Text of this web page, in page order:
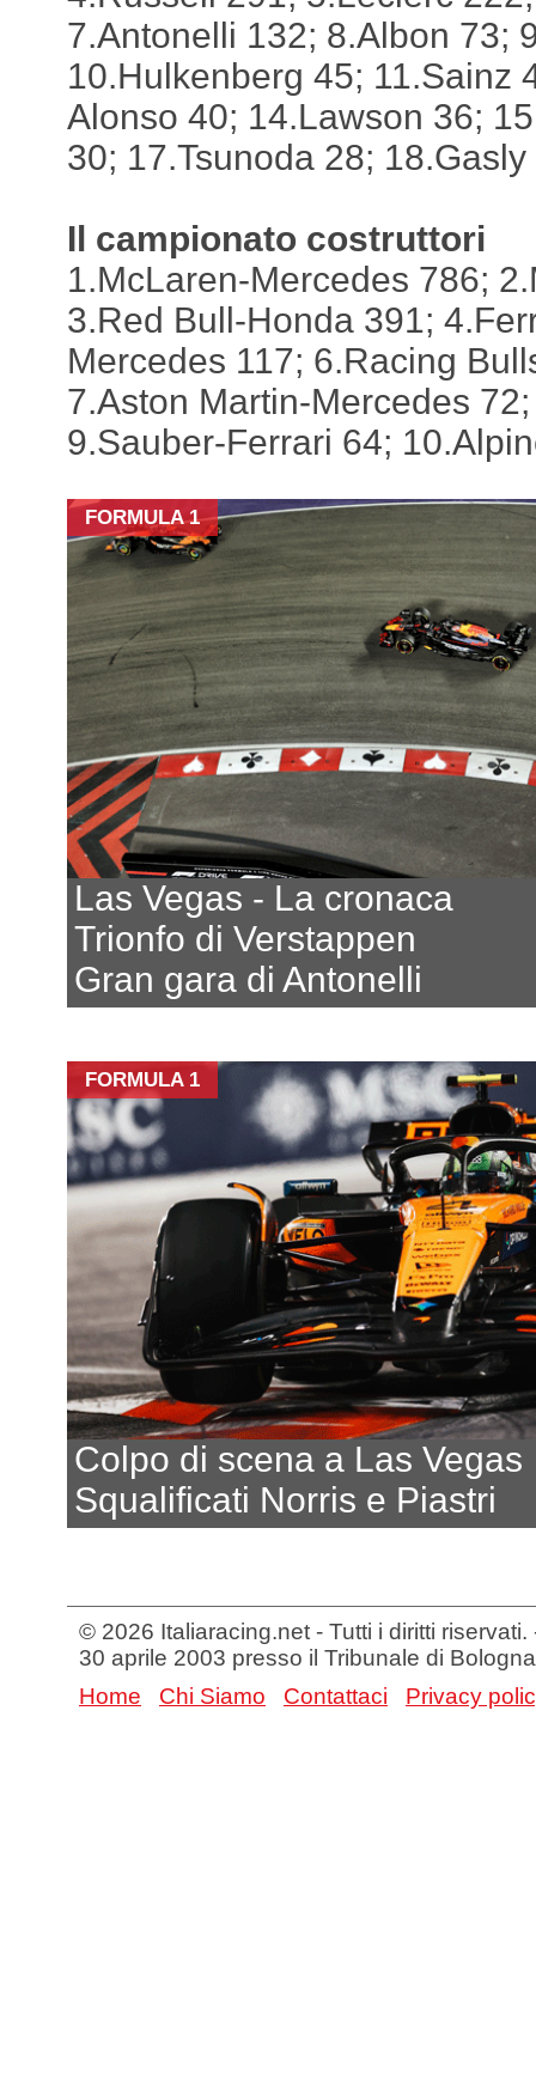
7.Antonelli 132; 8.Albon 73;
10.Hulkenberg 45; 11.Sainz
Alonso 40; 14.Lawson 36;
30; 17.Tsunoda 28;
Il campionato costruttori
1.McLaren-Mercedes 786;
3.Red Bull-Honda 391;
Mercedes 117; 6.Racing
7.Aston Martin-Mercedes
9.Sauber-Ferrari 64;
FORMULA 1
Las Vegas - La cronaca
Trionfo di Verstappen
Gran gara di Antonelli
FORMULA 1
Colpo di scena a Las Vegas
Squalificati Norris e Piastri
© 2026 Italiaracing.net - Tutti i diritti
30 aprile 2003 presso il Tribunale di Bologna
Home
Chi Siamo Contattaci Privacy